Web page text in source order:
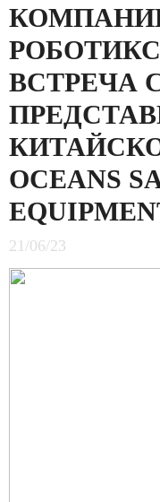
ВСТРЕЧА
OCEANS
21/06/23